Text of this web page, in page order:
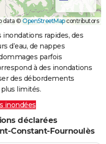
data ©OpenStreetMapcontributors
rapides, des
d’eau, de nappes
parfois
à des inondations
des débordements
limités.
inondées
déclarées
Constant-Fournoulès